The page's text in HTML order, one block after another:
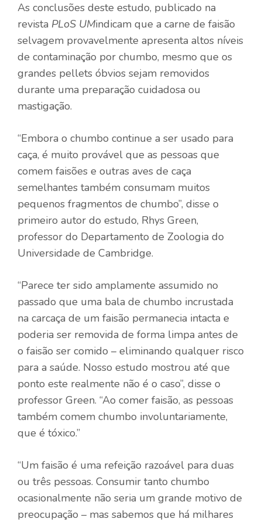
As conclusões deste estudo, publicado na
revista PLoS UMindicam que a carne de faisão
selvagem provavelmente apresenta altos níveis
de contaminação por chumbo, mesmo que os
grandes pellets óbvios sejam removidos
durante uma preparação cuidadosa ou
mastigação.
“Embora o chumbo continue a ser usado para
caça, é muito provável que as pessoas que
comem faisões e outras aves de caça
semelhantes também consumam muitos
pequenos fragmentos de chumbo”, disse o
primeiro autor do estudo, Rhys Green,
professor do Departamento de Zoologia do
Universidade de Cambridge.
“Parece ter sido amplamente assumido no
passado que uma bala de chumbo incrustada
na carcaça de um faisão permanecia intacta e
poderia ser removida de forma limpa antes de
o faisão ser comido – eliminando qualquer risco
para a saúde. Nosso estudo mostrou até que
ponto este realmente não é o caso”, disse o
professor Green. “Ao comer faisão, as pessoas
também comem chumbo involuntariamente,
que é tóxico.”
“Um faisão é uma refeição razoável para duas
ou três pessoas. Consumir tanto chumbo
ocasionalmente não seria um grande motivo de
preocupação – mas sabemos que há milhares